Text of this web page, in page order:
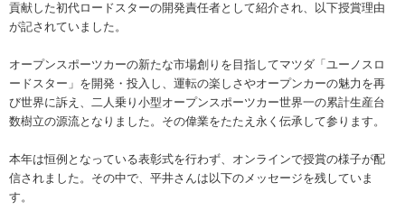
貢献した初代ロードスターの開発責任者として紹介され、以下授賞理由
が記されていました。
オープンスポーツカーの新たな市場創りを目指してマツダ「ユーノスロ
ードスター」を開発・投入し、運転の楽しさやオープンカーの魅力を再
び世界に訴え、二人乗り小型オープンスポーツカー世界一の累計生産台
数樹立の源流となりました。その偉業をたたえ永く伝承して参ります。
本年は恒例となっている表彰式を行わず、オンラインで授賞の様子が配
信されました。その中で、平井さんは以下のメッセージを残していま
す。